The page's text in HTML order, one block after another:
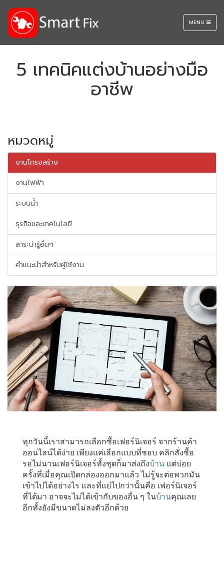
TOGGLE
NAVIGATION
MENU
5 เทคนิคแต่งบ้านอย่างมือ
อาชีพ
หมวดหมู่
งานโครงสร้าง
งานไฟฟ้า
ระบบน้ำ
ธุรกิจและเทคโนโลยี
สาระน่ารู้อื่นๆ
คำแนะนำสำหรับผู้ใช้งาน
ทุกวันนี้เราสามารถเลือกซื้อเฟอร์นิเจอร์ จากร้านค้า
ออนไลน์ได้ง่าย เพียงแค่เลือกแบบที่ชอบ คลิกสั่งซื้อ
รอไม่นานเฟอร์นิเจอร์ทั้งชุดก็มาส่งถึงบ้าน แต่บ่อย
ครั้งที่เมื่อคุณเปิดกล่องออกมาแล้ว ไม่รู้จะต่อพวกมัน
เข้าไปได้อย่างไร และที่แย่ไปกว่านั้นคือ เฟอร์นิเจอร์
ที่ได้มา อาจจะไม่ได้เข้ากับของอื่น ๆ ในบ้านคุณเลย
อีกทั้งยังมีขนาดไม่ลงตัวอีกด้วย